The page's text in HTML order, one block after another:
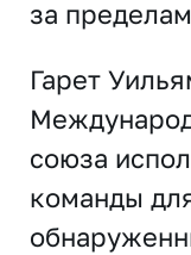
за
Гарет
союза
команды